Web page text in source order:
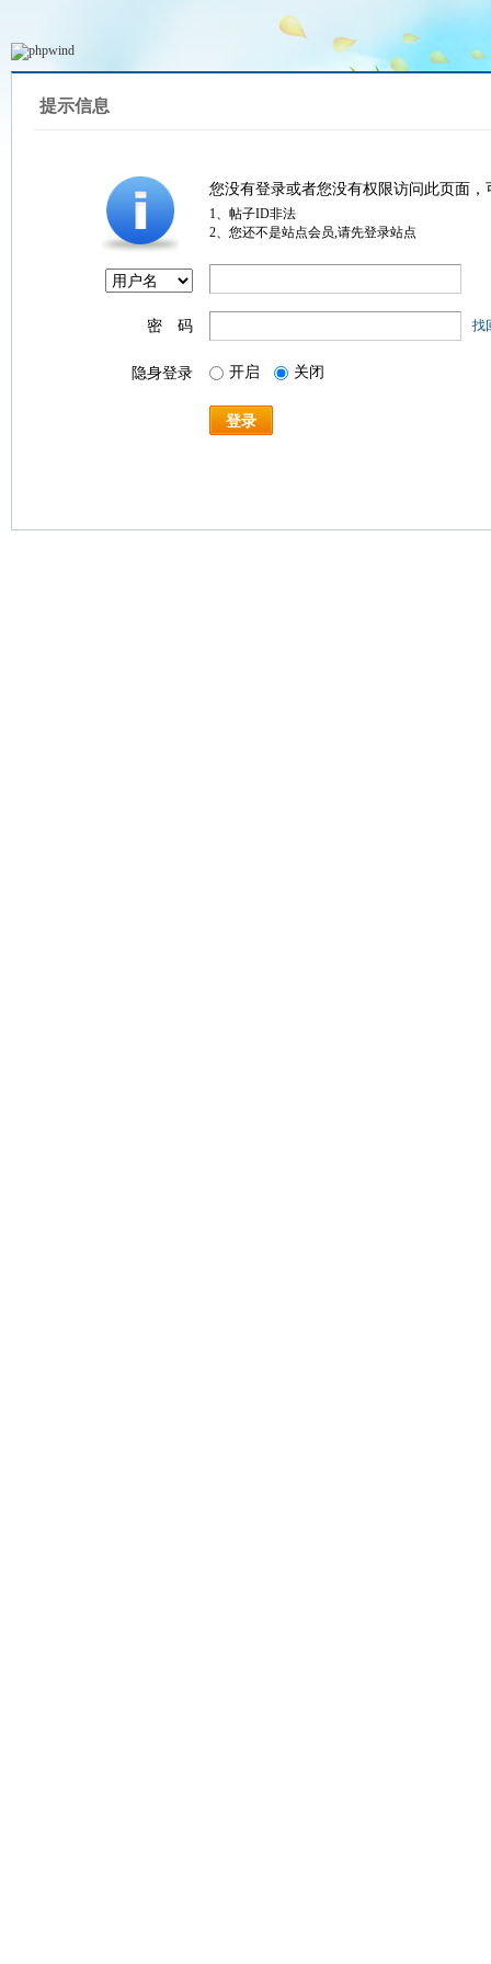
提示信息
您没有登录或者您没有权限访问此页面
1、帖子ID非法
2、您还不是站点会员,请先登录站点
密 码 找
隐身登录 开启 关闭
登录